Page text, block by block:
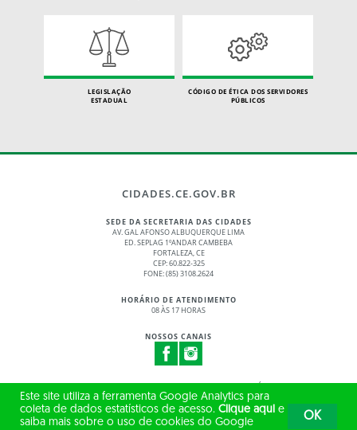
LEGISLAÇÃO
ESTADUAL
CÓDIGO DE ÉTICA DOS SERVIDORES
PÚBLICOS
CIDADES.CE.GOV.BR
SEDE DA SECRETARIA DAS CIDADES
AV. GAL AFONSO ALBUQUERQUE LIMA
ED. SEPLAG 1ºANDAR CAMBEBA
FORTALEZA, CE
CEP: 60.822-325
FONE: (85) 3108.2624
HORÁRIO DE ATENDIMENTO
08 ÀS 17 HORAS
NOSSOS CANAIS
© 2017 - 2026 – GOVERNO DO ESTADO DO CEARÁ
TODOS OS DIREITOS RESERVADOS
Este site utiliza a ferramenta Google Analytics para
coleta de dados estatísticos de acesso. Clique aqui e
saiba mais sobre o uso de cookies do Google
OK